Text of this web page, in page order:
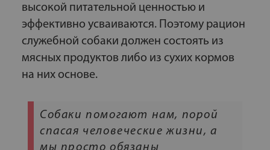
высокой питательной ценностью и
эффективно усваиваются. Поэтому рацион
служебной собаки должен состоять из
мясных продуктов либо из сухих кормов
на них основе.
Собаки помогают нам, порой
спасая человеческие жизни, а
мы просто обязаны